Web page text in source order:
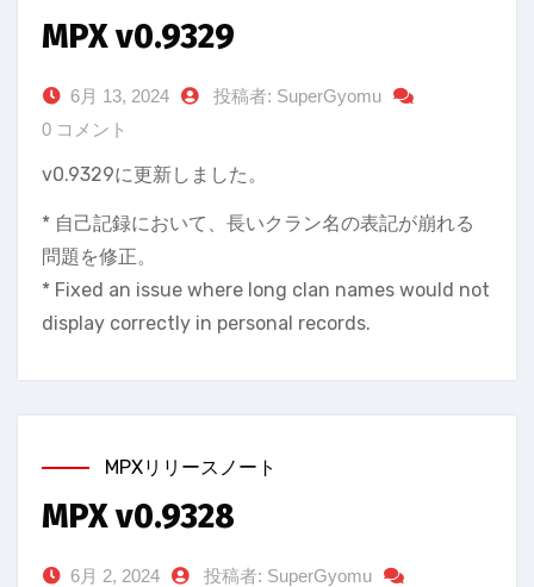
MPX v0.9329
6月 13, 2024
投稿者: SuperGyomu
0 コメント
v0.9329に更新しました。
* 自己記録において、長いクラン名の表記が崩れる
問題を修正。
* Fixed an issue where long clan names would not
display correctly in personal records.
MPXリリースノート
MPX v0.9328
6月 2, 2024
投稿者: SuperGyomu